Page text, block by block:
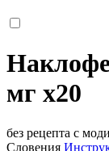
мг x20
без рецепта с
Словения